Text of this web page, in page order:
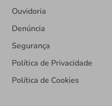
Ouvidoria
Denúncia
Segurança
Política de Privacidade
Política de Cookies